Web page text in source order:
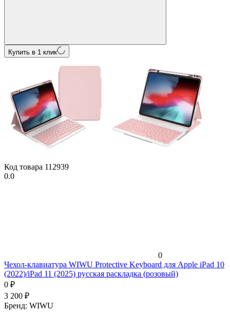
Купить в 1 клик
Код товара 112939
0.0
0
Чехол-клавиатура WIWU Protective Keyboard для Apple iPad 10
(2022)/iPad 11 (2025) русская раскладка (розовый)
0 ₽
3 200 ₽
Бренд: WIWU